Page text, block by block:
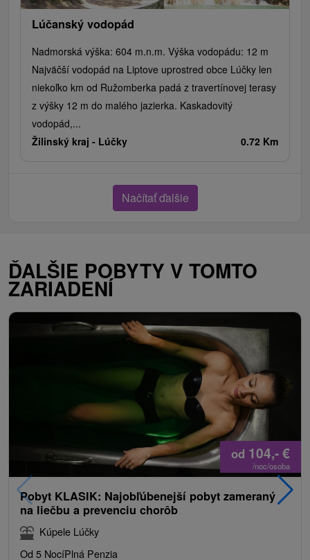
Lúčanský vodopád
Nadmorská výška: 604 m.n.m. Výška vodopádu: 12 m
Najväčší vodopád na Liptove uprostred obce Lúčky len
niekoľko km od Ružomberka padá z travertínovej terasy
z výšky 12 m do malého jazierka. Kaskadovitý
vodopád,...
Žilinský kraj - Lúčky 0.72 Km
Načítať ďalšie
ĎALŠIE POBYTY V TOMTO
ZARIADENÍ
od 104,-€
/noc/osoba
Pobyt KLASIK: Najobľúbenejší pobyt zameraný
na liečbu a prevenciu chorôb
Kúpele Lúčky
Od 5 NocíPlná Penzia